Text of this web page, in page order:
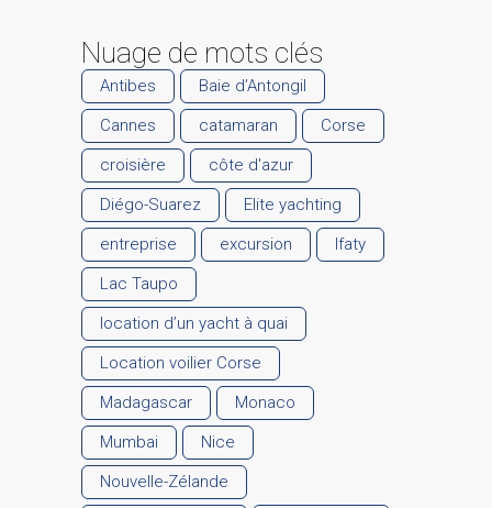
Nuage de mots clés
Antibes
Baie d’Antongil
Cannes
catamaran
Corse
croisière
côte d'azur
Diégo-Suarez
Elite yachting
entreprise
excursion
Ifaty
Lac Taupo
location d’un yacht à quai
Location voilier Corse
Madagascar
Monaco
Mumbai
Nice
Nouvelle-Zélande